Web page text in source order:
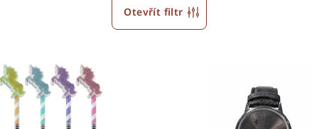
Otevřít filtr